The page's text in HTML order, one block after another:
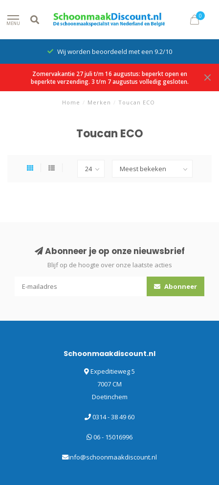
MENU
0
Wij worden beoordeeld met een 9.2/10
Zomervakantie 27 juli t/m 16 augustus: beperkt open en
beperkte verzending. 3 t/m 7 augustus volledig gesloten.
Home / Merken / Toucan ECO
Toucan ECO
Abonneer je op onze nieuwsbrief
Blijf op de hoogte over onze laatste acties
Abonneer
Schoonmaakdiscount.nl
Expeditieweg 5
7007 CM
Doetinchem
0314 - 38 49 60
06 - 15016996
info@schoonmaakdiscount.nl